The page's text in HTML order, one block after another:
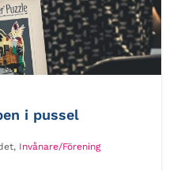
i pussel
Invånare/Förening